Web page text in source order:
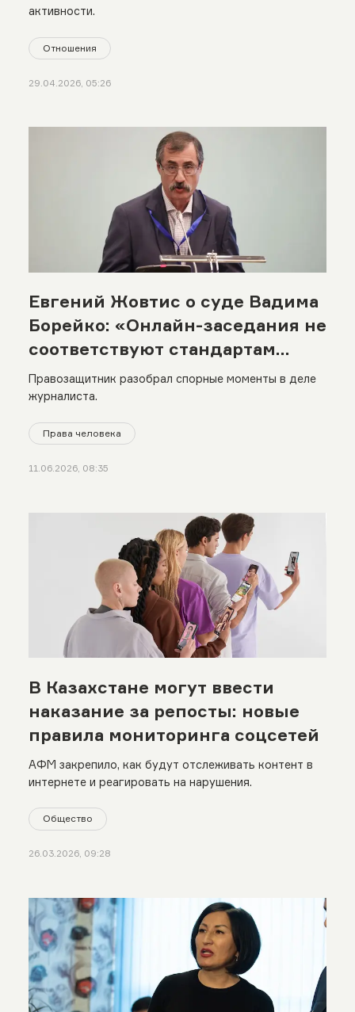
активности.
Отношения
29.04.2026, 05:26
Евгений Жовтис о суде Вадима
Борейко: «Онлайн-заседания не
соответствуют стандартам
справедливого суда»
Правозащитник разобрал спорные моменты в деле
журналиста.
Права человека
11.06.2026, 08:35
В Казахстане могут ввести
наказание за репосты: новые
правила мониторинга соцсетей
АФМ закрепило, как будут отслеживать контент в
интернете и реагировать на нарушения.
Общество
26.03.2026, 09:28